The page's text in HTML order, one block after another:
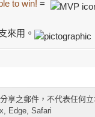
to win! =
來用。
享之郵件，不代表任何
Edge, Safari